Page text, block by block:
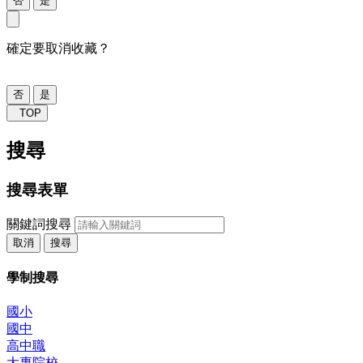
確定要取消收藏？
否
是
TOP
搜尋
搜尋表單
關鍵詞搜尋
取消 搜尋
學制搜尋
國小
國中
高中職